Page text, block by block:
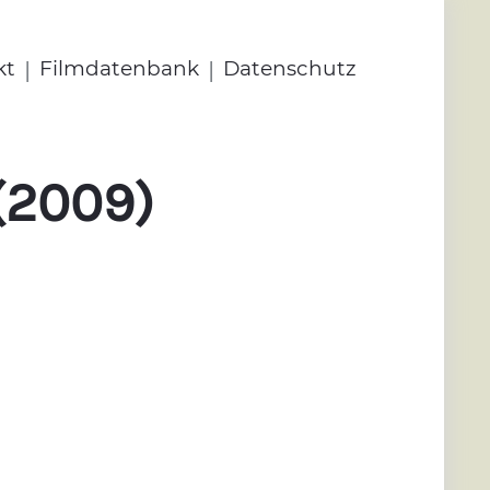
| Filmdatenbank | Datenschutz